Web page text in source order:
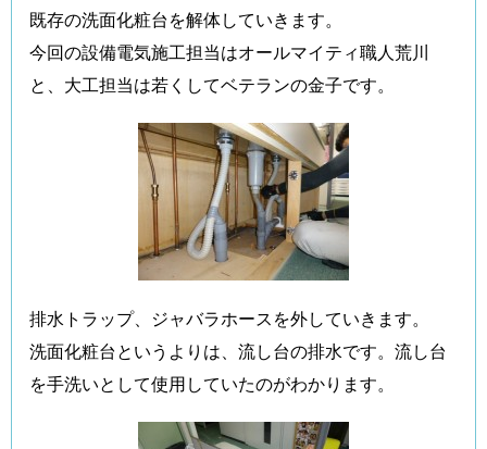
既存の洗面化粧台を解体していきます。
今回の設備電気施工担当はオールマイティ職人荒川
と、大工担当は若くしてベテランの金子です。
排水トラップ、ジャバラホースを外していきます。
洗面化粧台というよりは、流し台の排水です。流し台
を手洗いとして使用していたのがわかります。